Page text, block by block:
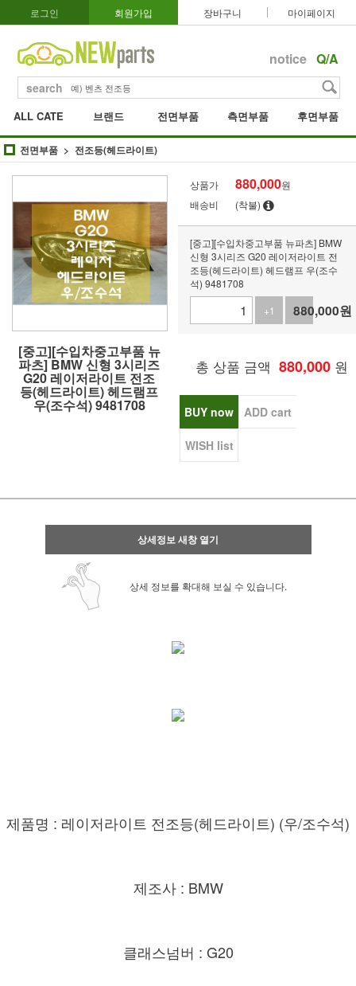
로그인 회원가입 장바구니 마이페이지
notice Q/A
search
ALL CATE 브랜드 전면부품 측면부품 후면부품
전면부품 전조등(헤드라이트)
[중고][수입차중고부품 뉴
파츠] BMW 신형 3시리즈
G20 레이저라이트 전조
등(헤드라이트) 헤드램프
우(조수석) 9481708
상품가 880,000원
배송비
(착불)
[중고][수입차중고부품 뉴파츠] BMW
신형 3시리즈 G20 레이저라이트 전
조등(헤드라이트) 헤드램프 우(조수
석) 9481708
+1
-1
880,000원
총 상품 금액 880,000 원
BUY now ADD cart
WISH list
상세정보 새창 열기
상세 정보를 확대해 보실 수 있습니다.
제품명 : 레이저라이트 전조등(헤드라이트) (우/조수석)
제조사 : BMW
클래스넘버 : G20